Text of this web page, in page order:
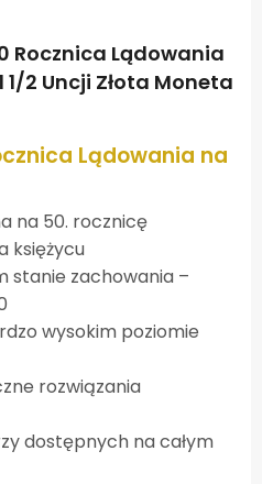
Rocznica Lądowania
1/2 Uncji Złota Moneta
Lądowania na
na 50. rocznicę
księżycu
stanie zachowania –
wysokim poziomie
rozwiązania
dostępnych na całym